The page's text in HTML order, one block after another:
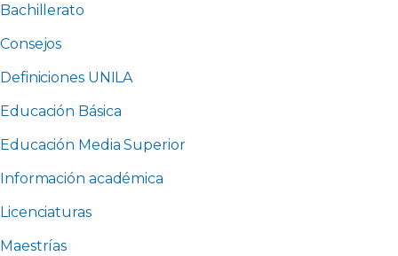
Bachillerato
Consejos
Definiciones UNILA
Educación Básica
Educación Media Superior
Información académica
Licenciaturas
Maestrías